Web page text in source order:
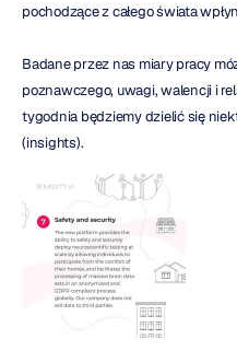
pochodzące z całego świata
Badane przez nas miary pracy
poznawczego, uwagi, walencji i
tygodnia będziemy dzielić się
(insights).